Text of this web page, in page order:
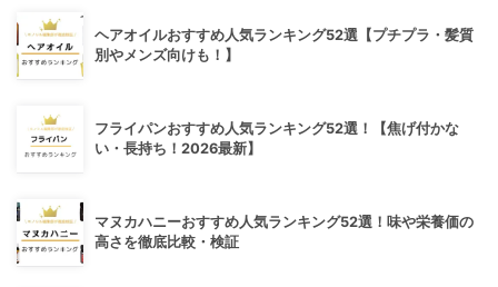
ヘアオイルおすすめ人気ランキング52選【プチプラ・髪質
別やメンズ向けも！】
フライパンおすすめ人気ランキング52選！【焦げ付かな
い・長持ち！2026最新】
マヌカハニーおすすめ人気ランキング52選！味や栄養価の
高さを徹底比較・検証